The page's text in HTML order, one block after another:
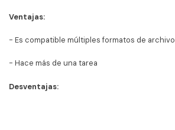
Ventajas:
- Es compatible múltiples formatos de archivo
- Hace más de una tarea
Desventajas: